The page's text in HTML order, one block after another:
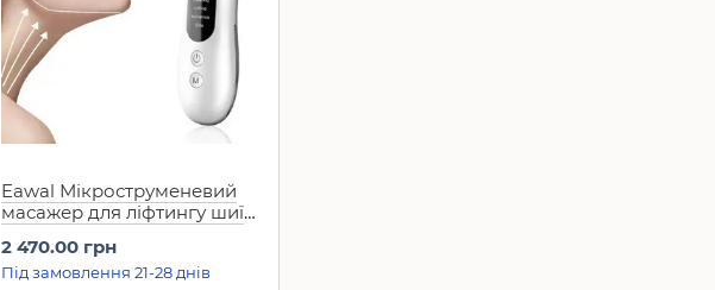
Eawal Мікроструменевий
масажер для ліфтингу шиї
instrument Neck and Face.
2 470.00 грн
Під замовлення 21-28 днів